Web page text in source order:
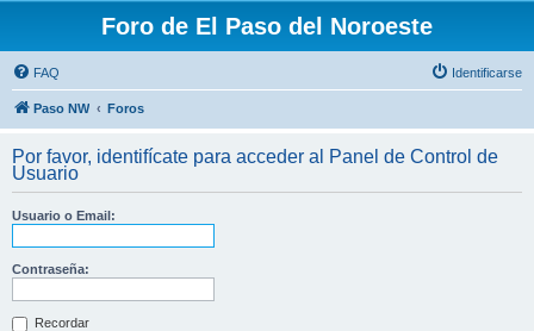
Foro de El Paso del Noroeste
FAQ Identificarse
Paso NW Foros
Por favor, identifícate para acceder al Panel de Control de
Usuario
Usuario o Email:
Contraseña:
Recordar